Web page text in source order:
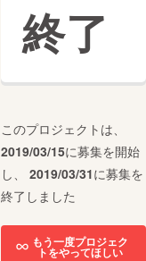
終了
このプロジェクトは、
2019/03/15に募集を開始
し、 2019/03/31に募集を
終了しました
もう一度プロジェク
トをやってほしい